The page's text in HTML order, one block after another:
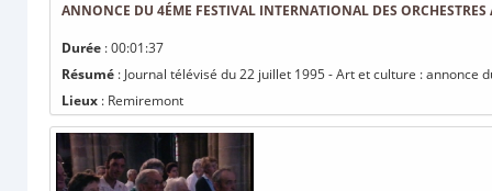
ANNONCE DU 4ÉME FESTIVAL INTERNATIONAL DES ORCHESTRES
Durée : 00:01:37
Résumé : Journal télévisé du 22 juillet 1995 - Art et culture :
Lieux : Remiremont